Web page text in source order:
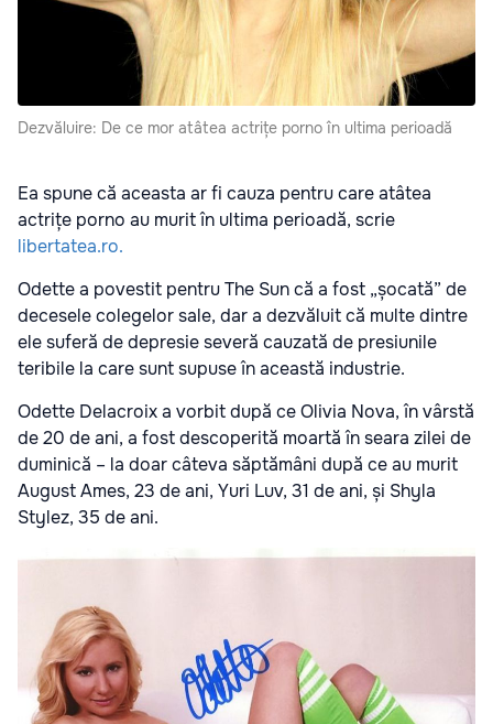
Dezvăluire: De ce mor atâtea actrițe porno în ultima perioadă
Ea spune că aceasta ar fi cauza pentru care atâtea
actrițe porno au murit în ultima perioadă, scrie
libertatea.ro.
Odette a povestit pentru The Sun că a fost „șocată” de
decesele colegelor sale, dar a dezvăluit că multe dintre
ele suferă de depresie severă cauzată de presiunile
teribile la care sunt supuse în această industrie.
Odette Delacroix a vorbit după ce Olivia Nova, în vârstă
de 20 de ani, a fost descoperită moartă în seara zilei de
duminică – la doar câteva săptămâni după ce au murit
August Ames, 23 de ani, Yuri Luv, 31 de ani, și Shyla
Stylez, 35 de ani.